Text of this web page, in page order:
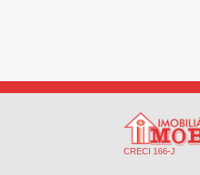
CRECI 166-J